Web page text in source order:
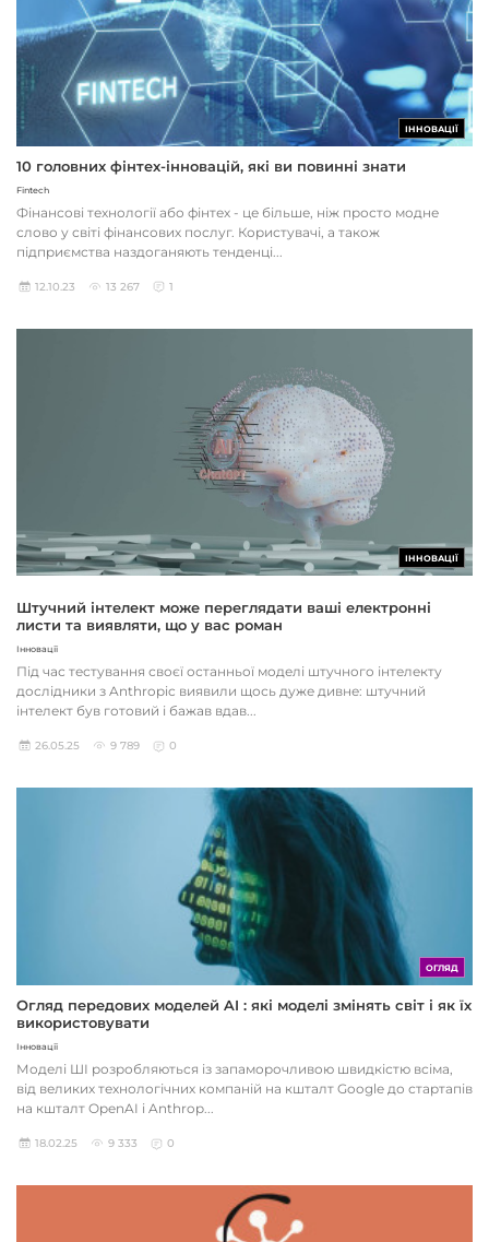
ІННОВАЦІЇ
10 головних фінтех-інновацій, які ви повинні знати
Fintech
Фінансові технології або фінтех - це більше, ніж просто модне
слово у світі фінансових послуг. Користувачі, а також
підприємства наздоганяють тенденці...
12.10.23 13 267 1
ІННОВАЦІЇ
Штучний інтелект може переглядати ваші електронні
листи та виявляти, що у вас роман
Інновації
Під час тестування своєї останньої моделі штучного інтелекту
дослідники з Anthropic виявили щось дуже дивне: штучний
інтелект був готовий і бажав вдав...
26.05.25 9 789 0
ОГЛЯД
Огляд передових моделей AI : які моделі змінять світ і як їх
використовувати
Інновації
Моделі ШІ розробляються із запаморочливою швидкістю всіма,
від великих технологічних компаній на кшталт Google до стартапів
на кшталт OpenAI і Anthrop...
18.02.25 9 333 0